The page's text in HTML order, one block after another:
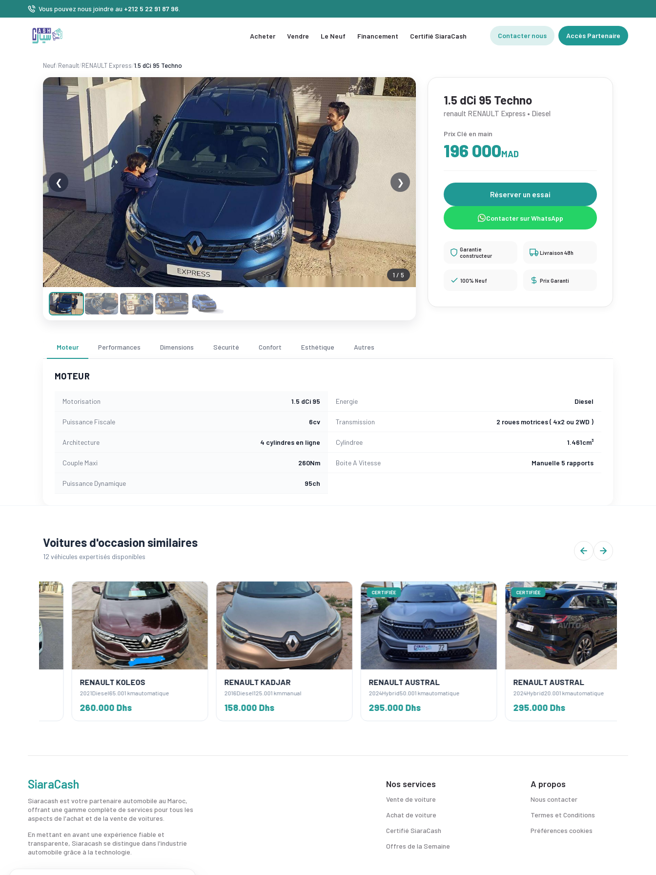
Vous pouvez nous joindre au +212 5 22 91 87 96
Acheter Vendre Le Neuf Financement Certifié SiaraCash Contacter nous Accès Partenaire
Neuf/Renault/RENAULT Express/1.5 dCi 95 Techno
1 / 5
❮ ❯
1.5 dCi 95 Techno
renault RENAULT Express • Diesel
Prix Clé en main
196 000MAD
Réserver un essai
Contacter sur WhatsApp
Garantie
constructeur
Livraison 48h
100% Neuf Prix Garanti
Moteur Performances Dimensions Sécurité Confort Esthétique Autres
MOTEUR
Motorisation 1.5 dCi 95 Energie Diesel
Puissance Fiscale 6cv Transmission 2 roues motrices ( 4x2 ou 2WD )
Architecture 4 cylindres en ligne Cylindree 1.461cm³
Couple Maxi 260Nm Boite A Vitesse Manuelle 5 rapports
Puissance Dynamique 95ch
Voitures d'occasion similaires
12 véhicules expertisés disponibles
RENAULT KOLEOS
Diesel65.001 kmautomatique
260.000 Dhs
RENAULT KADJAR
Diesel125.001 kmmanual
158.000 Dhs
CERTIFIÉE
RENAULT AUSTRAL
Hybrid50.001 kmautomatique
295.000 Dhs
CERTIFIÉE
RENAULT AUSTRAL
Hybrid20.001 kmautomatique
295.000 Dhs
SiaraCash
Siaracash est votre partenaire automobile au Maroc,
offrant une gamme complète de services pour tous les
aspects de l'achat et de la vente de voitures.
En mettant en avant une expérience fiable et
transparente, Siaracash se distingue dans l'industrie
automobile grâce à la technologie.
Nos services
Vente de voiture
Achat de voiture
Certifié SiaraCash
Offres de la Semaine
A propos
Nous contacter
Termes et Conditions
Préférences cookies